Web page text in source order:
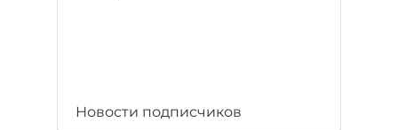
Новости подписчиков